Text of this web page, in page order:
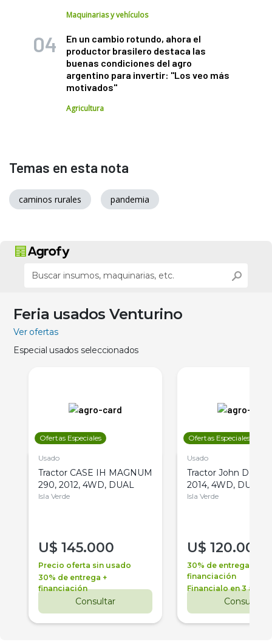
Maquinarias y vehículos
En un cambio rotundo, ahora el
productor brasilero destaca las
buenas condiciones del agro
argentino para invertir: "Los veo más
motivados"
Agricultura
Temas en esta nota
caminos rurales pandemia
Feria usados Venturino
Ver ofertas
Especial usados seleccionados
Ofertas Especiales
Usado
Tractor CASE IH MAGNUM
290, 2012, 4WD, DUAL
Isla Verde
U$ 145.000
Precio oferta sin usado
30% de entrega +
financiación
Consultar
Ofertas Especiales
Usado
Tractor John Deere
2014, 4WD, DUAL
Isla Verde
U$ 120.000
30% de entrega +
financiación
Financialo en 3 años
Consultar